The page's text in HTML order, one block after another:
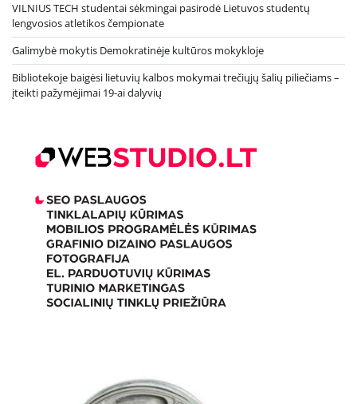
VILNIUS TECH studentai sėkmingai pasirodė Lietuvos studentų
lengvosios atletikos čempionate
Galimybė mokytis Demokratinėje kultūros mokykloje
Bibliotekoje baigėsi lietuvių kalbos mokymai trečiųjų šalių piliečiams –
įteikti pažymėjimai 19-ai dalyvių